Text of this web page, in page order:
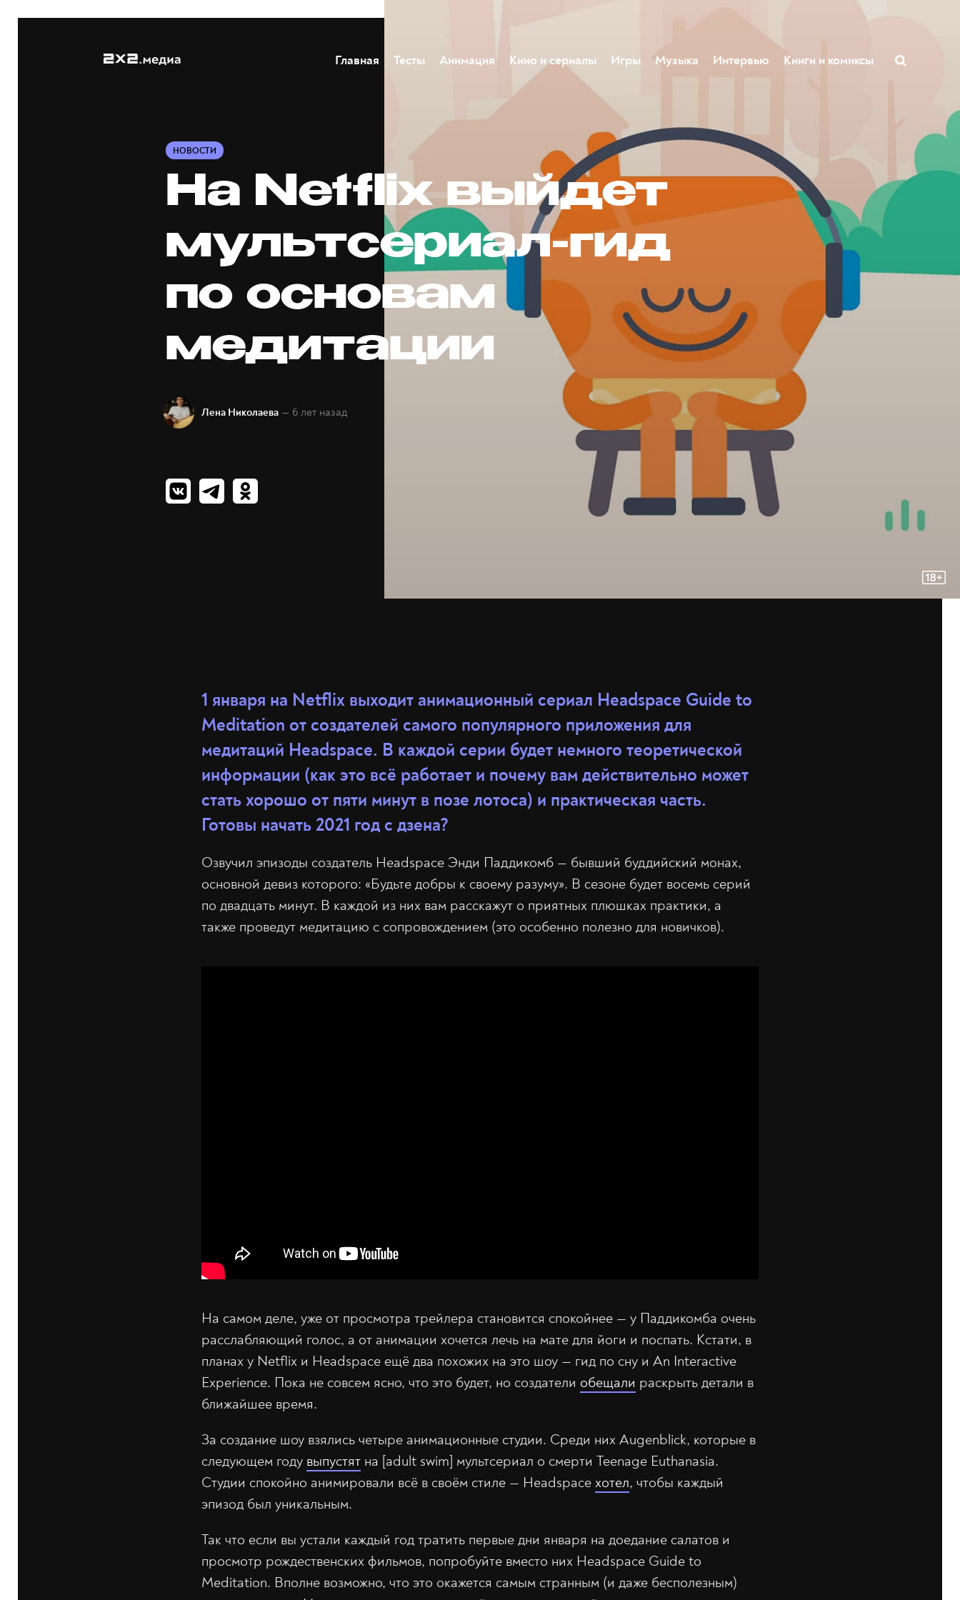
Главная Тесты Анимация Кино и сериалы Игры Музыка Интервью Книги и комиксы
НОВОСТИ
На Netflix выйдет
мультсериал-гид
по основам
медитации
Лена Николаева — 6 лет назад
1 января на Netflix выходит анимационный сериал Headspace Guide to
Meditation от создателей самого популярного приложения для
медитаций Headspace. В каждой серии будет немного теоретической
информации (как это всё работает и почему вам действительно может
стать хорошо от пяти минут в позе лотоса) и практическая часть.
Готовы начать 2021 год с дзена?
Озвучил эпизоды создатель Headspace Энди Паддикомб — бывший буддийский монах,
основной девиз которого: «Будьте добры к своему разуму». В сезоне будет восемь серий
по двадцать минут. В каждой из них вам расскажут о приятных плюшках практики, а
также проведут медитацию с сопровождением (это особенно полезно для новичков).
На самом деле, уже от просмотра трейлера становится спокойнее — у Паддикомба очень
расслабляющий голос, а от анимации хочется лечь на мате для йоги и поспать. Кстати, в
планах у Netflix и Headspace ещё два похожих на это шоу — гид по сну и An Interactive
Experience. Пока не совсем ясно, что это будет, но создатели обещали раскрыть детали в
ближайшее время.
За создание шоу взялись четыре анимационные студии. Среди них Augenblick, которые в
следующем году выпустят на [adult swim] мультсериал о смерти Teenage Euthanasia.
Студии спокойно анимировали всё в своём стиле — Headspace хотел, чтобы каждый
эпизод был уникальным.
Так что если вы устали каждый год тратить первые дни января на доедание салатов и
просмотр рождественских фильмов, попробуйте вместо них Headspace Guide to
Meditation. Вполне возможно, что это окажется самым странным (и даже бесполезным)